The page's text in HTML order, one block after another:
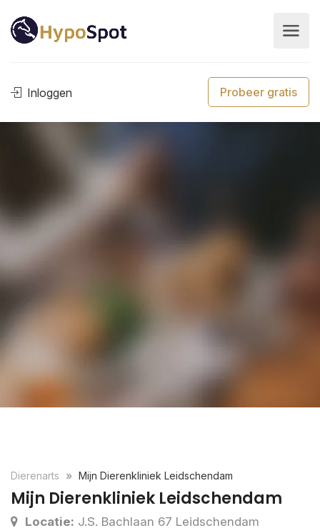
Inloggen Probeer gratis
Dierenarts Mijn Dierenkliniek Leidschendam
Mijn Dierenkliniek Leidschendam
Locatie: J.S. Bachlaan 67 Leidschendam